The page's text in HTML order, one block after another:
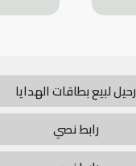
رحيل لبيع بطاقات الهدايا
رابط نصي